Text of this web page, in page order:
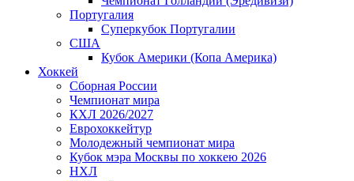
Португалия
Суперкубок Португалии
США
Кубок Америки (Копа Америка)
Хоккей
Сборная России
Чемпионат мира
КХЛ 2026/2027
Еврохоккейтур
Молодежный чемпионат мира
Кубок мэра Москвы по хоккею 2026
НХЛ